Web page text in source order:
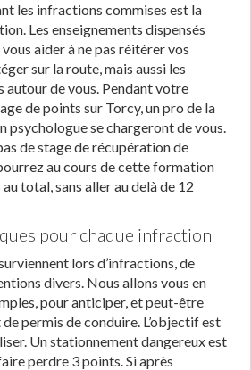
les infractions commises est la
Les enseignements dispensés
aider à ne pas réitérer vos
sur la route, mais aussi les
de vous. Pendant votre
de points sur Torcy, un pro de la
psychologue se chargeront de vous.
de stage de récupération de
au cours de cette formation
total, sans aller au delà de 12
pour chaque infraction
lors d’infractions, de
divers. Nous allons vous en
pour anticiper, et peut-être
permis de conduire. L’objectif est
Un stationnement dangereux est
perdre 3 points. Si après